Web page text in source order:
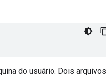
do usuário. Dois arquivos